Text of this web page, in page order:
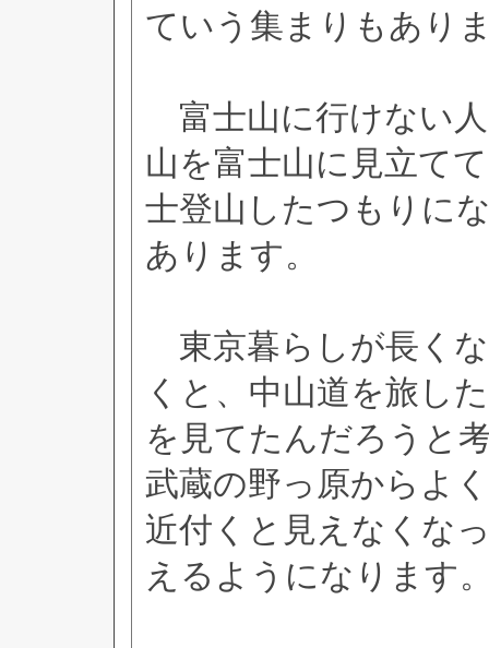
ていう集まりもあり
富士山に行けない
山を富士山に見立て
士登山したつもりに
あります。
東京暮らしが長く
くと、中山道を旅し
を見てたんだろうと
武蔵の野っ原からよ
近付くと見えなくな
えるようになります